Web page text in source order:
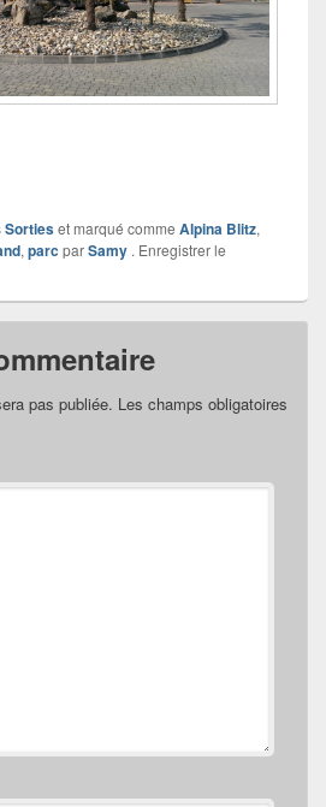
Sortieset marqué comme Alpina Blitz,
, parc parSamy . Enregistrer le
pas publiée. Les champs obligatoires